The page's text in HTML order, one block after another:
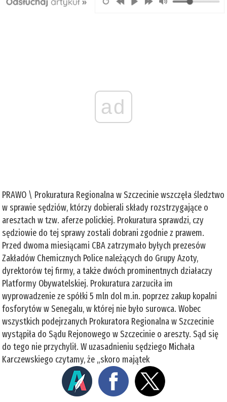
ad
PRAWO \ Prokuratura Regionalna w Szczecinie wszczęła śledztwo
w sprawie sędziów, którzy dobierali składy rozstrzygające o
aresztach w tzw. aferze polickiej. Prokuratura sprawdzi, czy
sędziowie do tej sprawy zostali dobrani zgodnie z prawem.
Przed dwoma miesiącami CBA zatrzymało byłych prezesów
Zakładów Chemicznych Police należących do Grupy Azoty,
dyrektorów tej firmy, a także dwóch prominentnych działaczy
Platformy Obywatelskiej. Prokuratura zarzuciła im
wyprowadzenie ze spółki 5 mln dol m.in. poprzez zakup kopalni
fosforytów w Senegalu, w której nie było surowca. Wobec
wszystkich podejrzanych Prokuratora Regionalna w Szczecinie
wystąpiła do Sądu Rejonowego w Szczecinie o areszty. Sąd się
do tego nie przychylił. W uzasadnieniu sędziego Michała
Karczewskiego czytamy, że „skoro majątek